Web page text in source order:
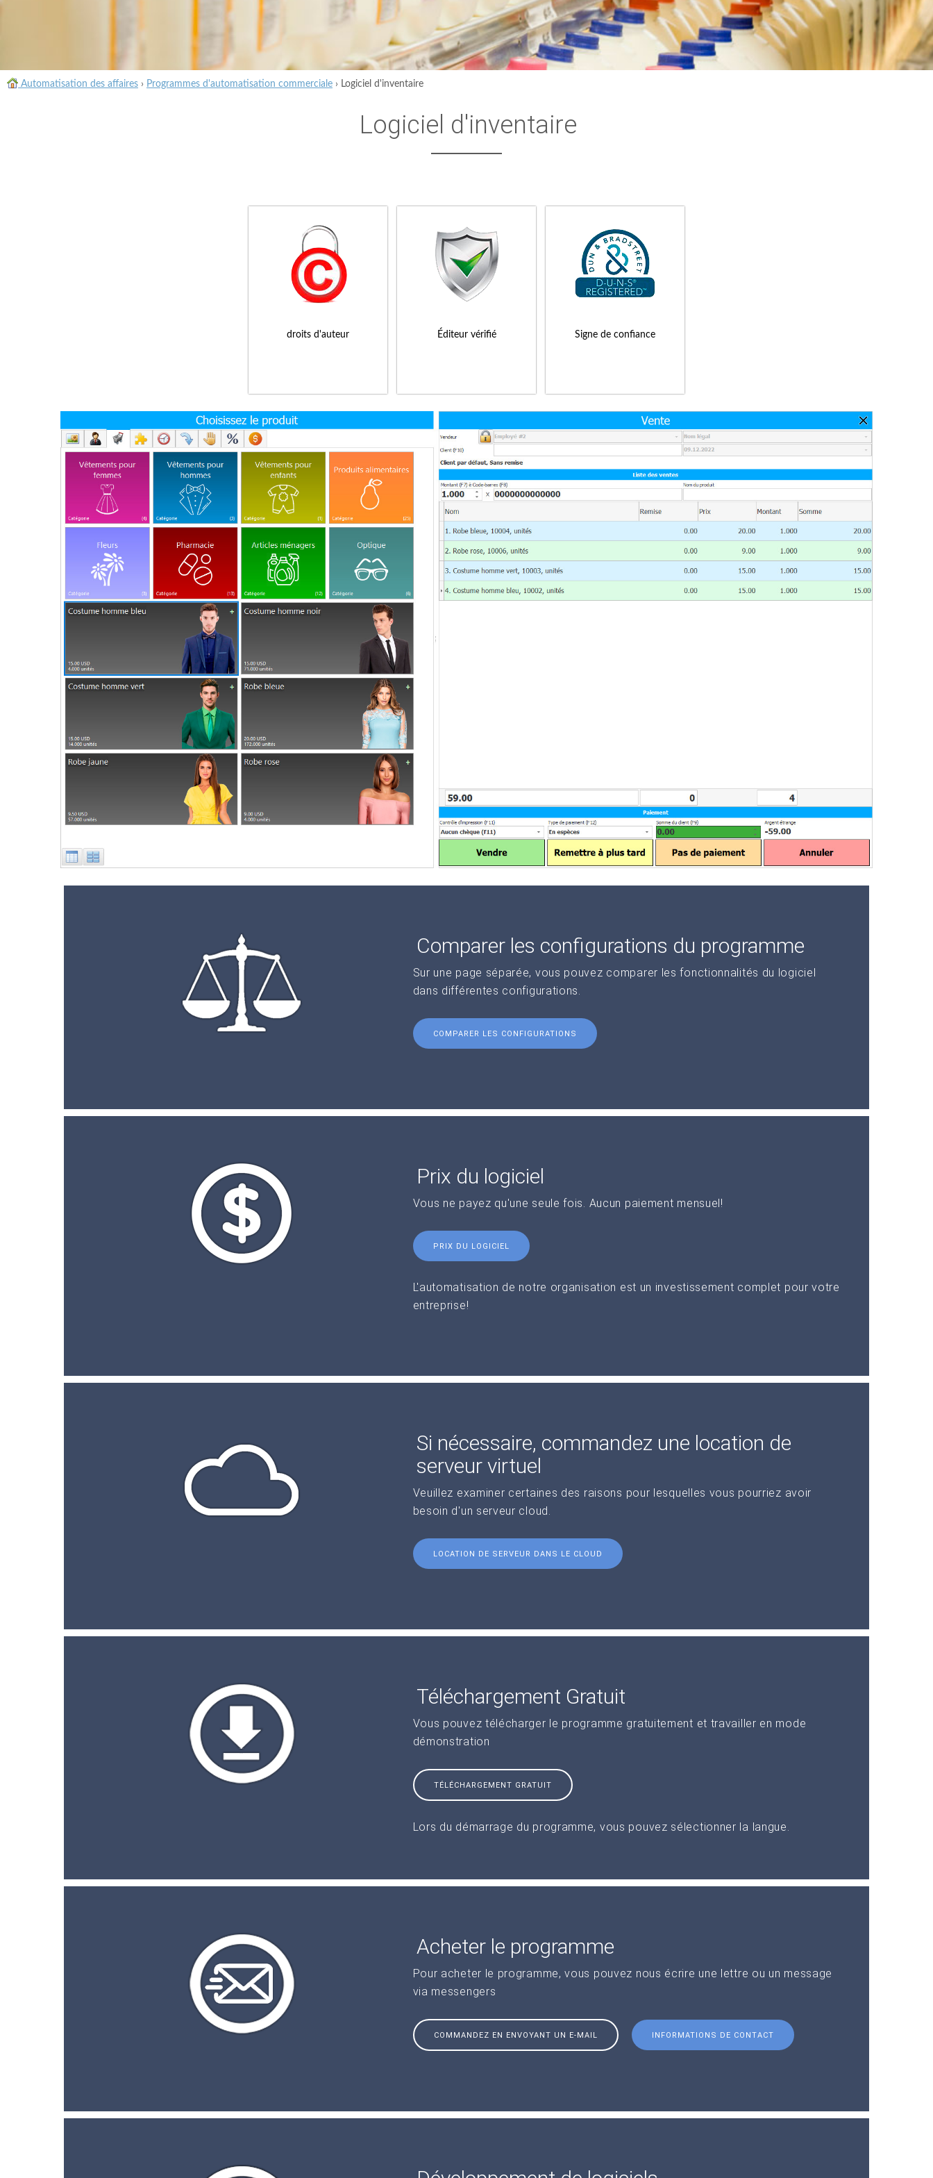
Automatisation des affaires › Programmes d'automatisation commerciale › Logiciel d'inventaire
Logiciel d'inventaire
droits d'auteur Éditeur vérifié Signe de confiance
Comparer les configurations du programme
Sur une page séparée, vous pouvez comparer les fonctionnalités du logiciel
dans différentes configurations.
COMPARER LES CONFIGURATIONS
Prix du logiciel
Vous ne payez qu'une seule fois. Aucun paiement mensuel!
PRIX DU LOGICIEL
L'automatisation de notre organisation est un investissement complet pour votre
entreprise!
Si nécessaire, commandez une location de
serveur virtuel
Veuillez examiner certaines des raisons pour lesquelles vous pourriez avoir
besoin d'un serveur cloud.
LOCATION DE SERVEUR DANS LE CLOUD
Téléchargement Gratuit
Vous pouvez télécharger le programme gratuitement et travailler en mode
démonstration
TÉLÉCHARGEMENT GRATUIT
Lors du démarrage du programme, vous pouvez sélectionner la langue.
Acheter le programme
Pour acheter le programme, vous pouvez nous écrire une lettre ou un message
via messengers
COMMANDEZ EN ENVOYANT UN E-MAIL INFORMATIONS DE CONTACT